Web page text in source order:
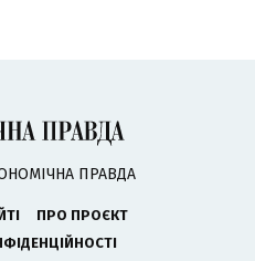
ПРАВДА
ПРО ПРОЄКТ